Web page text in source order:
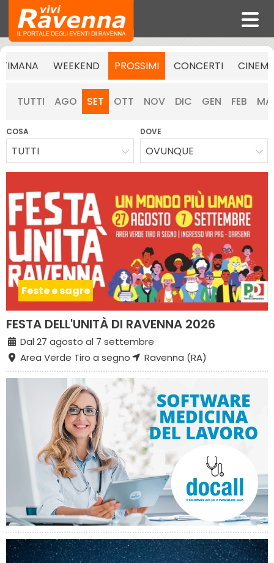
WEEKEND PROSSIMI CONCERTI
TUTTI AGO SET OTT NOV DIC GEN FEB
COSA
TUTTI
DOVE
OVUNQUE
Feste e sagre
FESTA DELL'UNITÀ DI RAVENNA 2026
Dal 27 agosto al 7 settembre
Area Verde Tiro a segno
Ravenna (RA)